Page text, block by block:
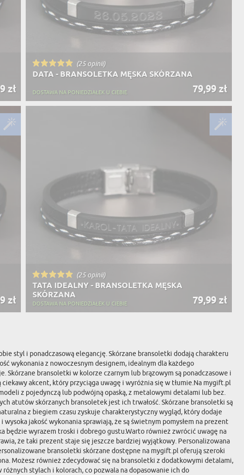
zł
(25 opinii)
DATA - BRANSOLETKA MĘSKA SKÓRZANA
79,99 zł
DOSTAWA NA PONIEDZIAŁEK U CIEBIE
zł
(25 opinii)
TATA IDEALNY - BRANSOLETKA MĘSKA
SKÓRZANA
79,99 zł
DOSTAWA NA PONIEDZIAŁEK U CIEBIE
styl i ponadczasową elegancję. Skórzane bransoletki dodają charakteru
wykonania z nowoczesnym designem, idealnym dla każdego
Skórzane bransoletki w kolorze czarnym lub brązowym są ponadczasowe i
akcent, który przyciąga uwagę i wyróżnia się w tłumie.Na mygift.pl
z pojedynczą lub podwójną opaską, z metalowymi detalami lub bez.
atutów skórzanych bransoletek jest ich trwałość. Skórzane bransoletki są
z biegiem czasu zyskuje charakterystyczny wygląd, który dodaje
jakość wykonania sprawiają, że są świetnym pomysłem na prezent
będzie wyrazem troski i dobrego gustu.Warto również zwrócić uwagę na
że taki prezent staje się jeszcze bardziej wyjątkowy. Personalizowana
bransoletki skórzane dostępne na mygift.pl oferują szeroki
Możesz również zdecydować się na bransoletki z dodatkowymi detalami,
stylach i kolorach, co pozwala na dopasowanie ich do